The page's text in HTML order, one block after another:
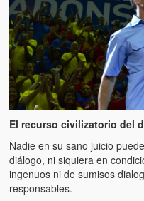
La burla del Chavez “tan
Chavez “such a children
Los niños de las calles
Venezuela)
Luis y El Mono… en
Radio Emisoras y
de Chávez hasta el 2009
El recurso civilizatorio del
Nadie en su sano juicio
diálogo, ni siquiera en
ingenuos ni de sumisos
responsables.